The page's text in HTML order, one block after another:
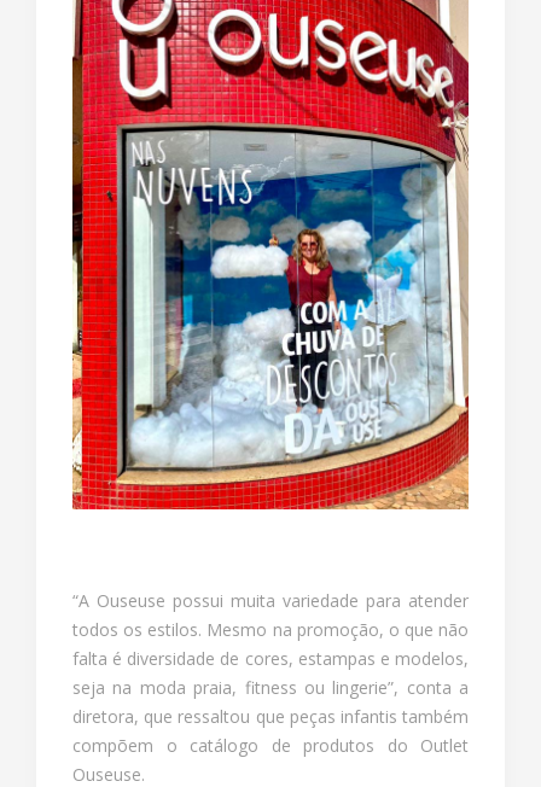
“A Ouseuse possui muita variedade para atender
todos os estilos. Mesmo na promoção, o que não
falta é diversidade de cores, estampas e modelos,
seja na moda praia, fitness ou lingerie”, conta a
diretora, que ressaltou que peças infantis também
compõem o catálogo de produtos do Outlet
Ouseuse.